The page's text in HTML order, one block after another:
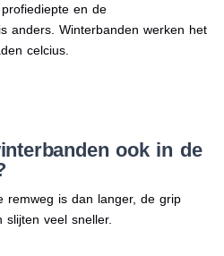
en de
anders. Winterbanden werken het
celcius.
ook in de
remweg is dan langer, de grip
veel sneller.